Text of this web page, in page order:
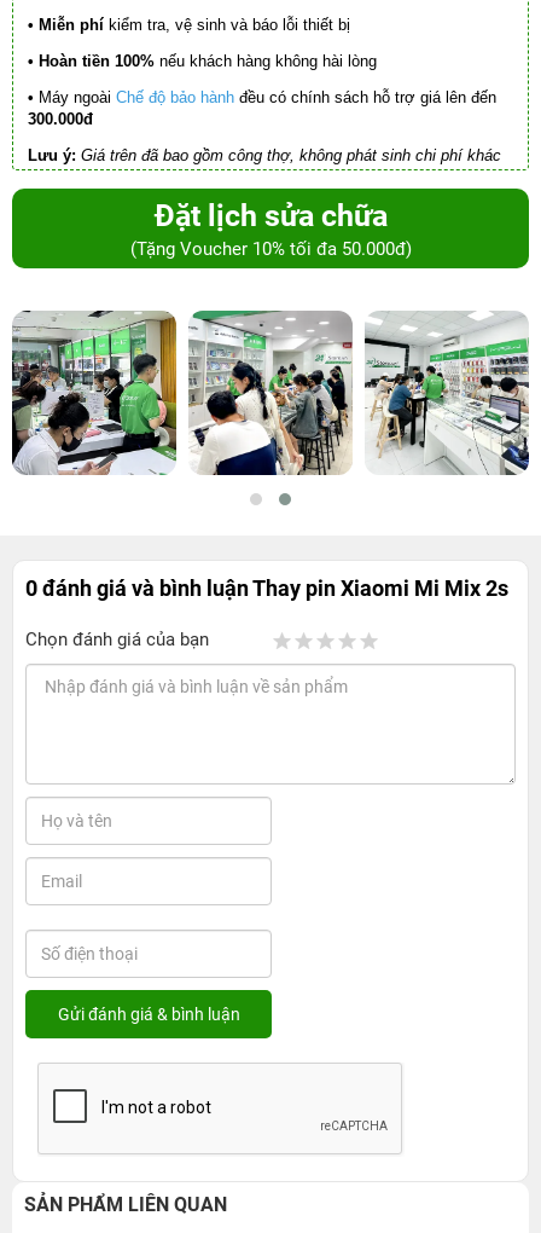
• Miễn phí kiểm tra, vệ sinh và báo lỗi thiết bị
• Hoàn tiền 100% nếu khách hàng không hài lòng
• Máy ngoài Chế độ bảo hành đều có chính sách hỗ trợ giá lên đến
300.000đ
Lưu ý: Giá trên đã bao gồm công thợ, không phát sinh chi phí khác
Đặt lịch sửa chữa
(Tặng Voucher 10% tối đa 50.000đ)
0 đánh giá và bình luậnThay pin Xiaomi Mi Mix 2s
Chọn đánh giá của bạn
SẢN PHẨM LIÊN QUAN